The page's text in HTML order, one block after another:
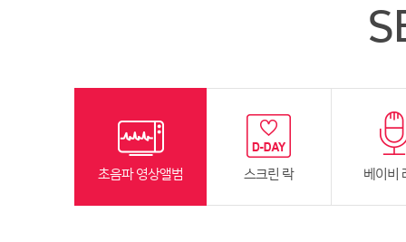
초음파 영상앨범 스크린 락 베이비